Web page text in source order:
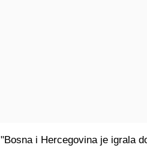
"Bosna i Hercegovina je igrala